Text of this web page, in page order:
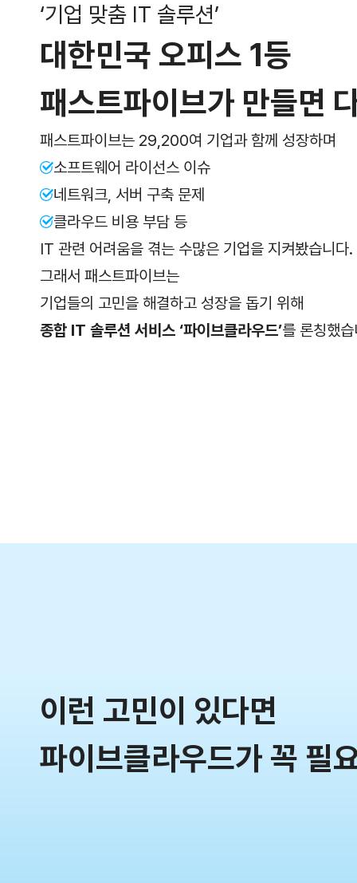
‘기업 맞춤 IT 솔루션’
대한민국 오피스 1등
패스트파이브가 만들면
패스트파이브는 29,200여 기업과 함께 성장하며
소프트웨어 라이선스 이슈
네트워크, 서버 구축 문제
클라우드 비용 부담 등
IT 관련 어려움을 겪는 수많은 기업을 지켜봤습니다.
그래서 패스트파이브는
기업들의 고민을 해결하고 성장을 돕기 위해
종합 IT 솔루션 서비스 ‘파이브클라우드’를 론칭했
이런 고민이 있다면
파이브클라우드가 꼭 필